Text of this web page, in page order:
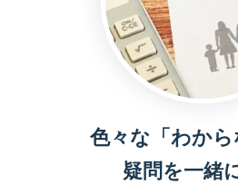
色々な「わか
疑問を一緒